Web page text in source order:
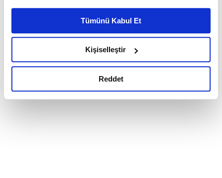
Ayarlar butonuna tıklayabilir,Çerez Bilgilendirme
Metnimizi ziyaret edebilirsiniz.
6698 sayılı Kişisel Verilerin Korunması Kanunu uyarınca
okumak ve sitemizi ziyaretiniz kapsamında
gerçekleştirilen veri işleme faaliyetleri ile ilgili daha
detaylı bilgi almak için lütfentıklayınız.
Tümünü Kabul Et
Kişiselleştir
Reddet